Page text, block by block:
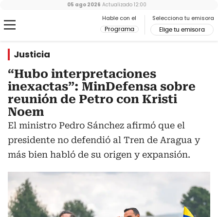
Hable con el
Programa
Selecciona tu emisora
Elige tu emisora
05 ago 2026 Actualizado 12:00
Justicia
“Hubo interpretaciones
inexactas”: MinDefensa sobre
reunión de Petro con Kristi
Noem
El ministro Pedro Sánchez afirmó que el
presidente no defendió al Tren de Aragua y
más bien habló de su origen y expansión.